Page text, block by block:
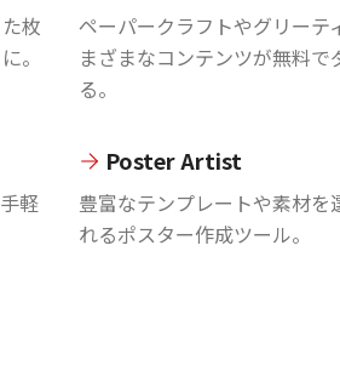
枚
。
ペーパークラフトやグリーテ
まざまなコンテンツが無料で
る。
軽
Poster Artist
豊富なテンプレートや素材を
れるポスター作成ツール。